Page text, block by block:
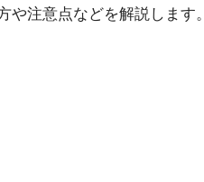
や注意点などを解説します。